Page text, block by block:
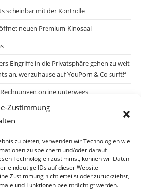
Zustimmung
zu bieten, verwenden wir Technologien wie
zu speichern und/oder darauf
Technologien zustimmst, können wir Daten
eindeutige IDs auf dieser Website
Zustimmung nicht erteilst oder zurückziehst,
und Funktionen beeinträchtigt werden.
scheinbar mit der Kontrolle
neuen Premium-Kinosaal
Eingriffe in die Privatsphäre gehen zu weit
an, wer zuhause auf YouPorn & Co surft!“
online unterwegs
Sicherheit: „Erst nach einem Anschlag wäre